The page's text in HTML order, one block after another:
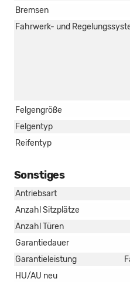
Bremsen
Fahrwerk- und
Felgengröße
Felgentyp
Reifentyp
Sonstiges
Antriebsart
Anzahl Sitzplätze
Anzahl Türen
Garantiedauer
Garantieleistung
HU/AU neu